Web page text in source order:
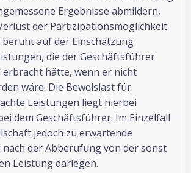
Ergebnisse abmildern,
der Partizipationsmöglichkeit
auf der Einschätzung
die der Geschäftsführer
erbracht hätte, wenn er nicht
wäre. Die Beweislast für
Leistungen liegt hierbei
dem Geschäftsführer. Im Einzelfall
jedoch zu erwartende
nach der Abberufung von der sonst
Leistung darlegen.